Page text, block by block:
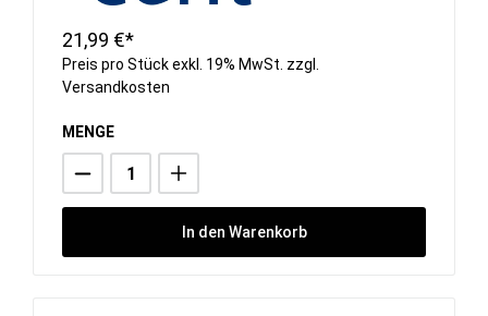
21,99 €*
Preis pro Stück exkl. 19% MwSt. zzgl.
Versandkosten
MENGE
In den Warenkorb